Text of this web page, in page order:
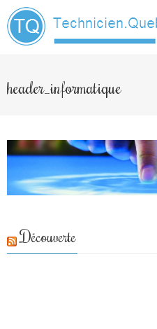
header_informatique
Découverte